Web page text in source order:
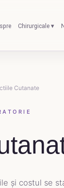
Chirurgicale ▾
Cutanate
și costul se